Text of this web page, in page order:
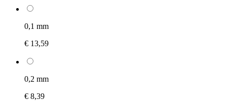
0,1 mm
€ 13,59
0,2 mm
€ 8,39